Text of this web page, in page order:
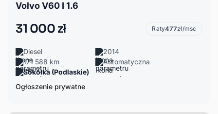
Volvo V60 I 1.6
31 000 zł Raty477zł/msc
Diesel
2014
171 588 km
Automatyczna
Sokółka (Podlaskie)
Ogłoszenie prywatne